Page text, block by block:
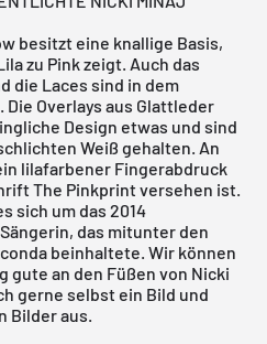
besitzt eine knallige Basis,
zu Pink zeigt. Auch das
die Laces sind in dem
Overlays aus Glattleder
Design etwas und sind
Weiß gehalten. An
lilafarbener Fingerabdruck
The Pinkprint versehen ist.
sich um das 2014
das mitunter den
beinhaltete. Wir können
gute an den Füßen von Nicki
gerne selbst ein Bild und
Bilder aus.